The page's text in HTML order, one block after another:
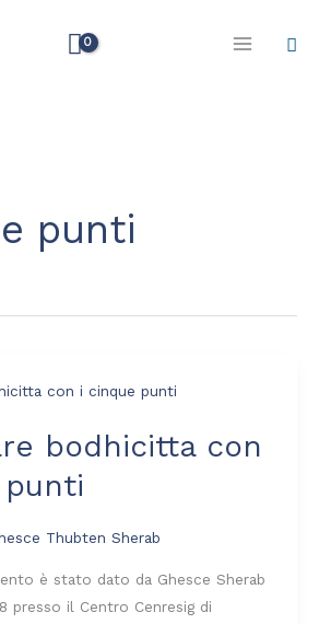
punti
bodhicitta con
Thubten Sherab
è stato dato da Ghesce Sherab
presso il Centro Cenresig di